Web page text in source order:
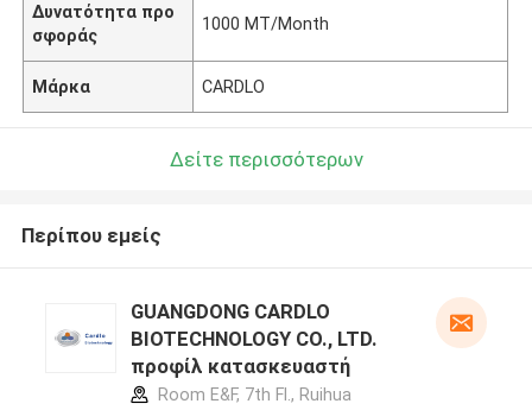
Δυνατότητα προ
σφοράς
1000 MT/Month
Μάρκα CARDLO
Δείτε περισσότερων
Περίπου εμείς
GUANGDONG CARDLO
BIOTECHNOLOGY CO., LTD.
προφίλ κατασκευαστή
Room E&F, 7th Fl., Ruihua